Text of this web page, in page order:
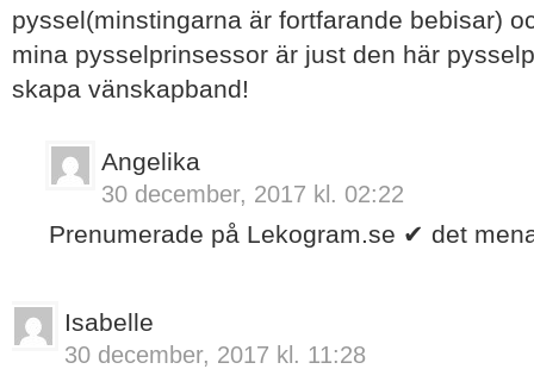
pyssel(minstingarna är fortfarande bebisar)
mina pysselprinsessor är just den här
skapa vänskapband!
Angelika
30 december, 2017 kl. 02:22
Prenumerade på Lekogram.se ✔ det
Isabelle
30 december, 2017 kl. 11:28